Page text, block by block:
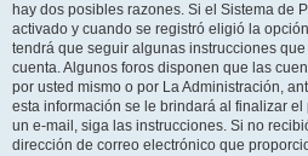
hay dos posibles razones. Si el Sistema de
activado y cuando se registró eligió la opción
tendrá que seguir algunas instrucciones
cuenta. Algunos foros disponen que las
por usted mismo o por La Administración,
esta información se le brindará al finalizar
un e-mail, siga las instrucciones. Si no
dirección de correo electrónico que